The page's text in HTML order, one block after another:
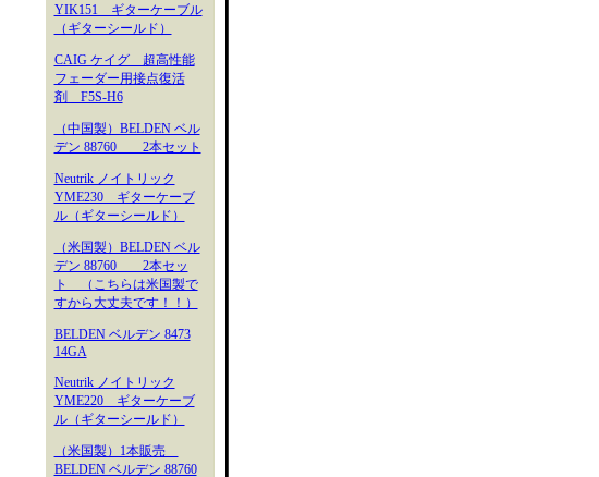
YIK151 ギターケーブル
（ギターシールド）
CAIG ケイグ 超高性能
フェーダー用接点復活
剤 F5S-H6
（中国製）BELDEN ベル
デン 88760 2本セット
Neutrik ノイトリック
YME230 ギターケーブ
ル（ギターシールド）
（米国製）BELDEN ベル
デン 88760 2本セッ
ト （こちらは米国製で
すから大丈夫です！！）
BELDEN ベルデン 8473
14GA
Neutrik ノイトリック
YME220 ギターケーブ
ル（ギターシールド）
（米国製）1本販売
BELDEN ベルデン 88760